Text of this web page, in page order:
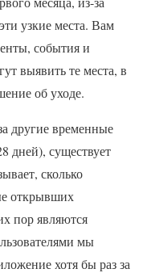
узкие места. Вам
события и
выявить те места, в
об уходе.
другие временные
дней), существует
сколько
открывших
пор являются
мы
хотя бы раз за